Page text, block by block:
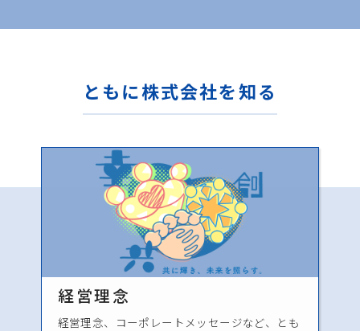
ともに株式会社を知る
経営理念
経営理念、コーポレートメッセージなど、とも